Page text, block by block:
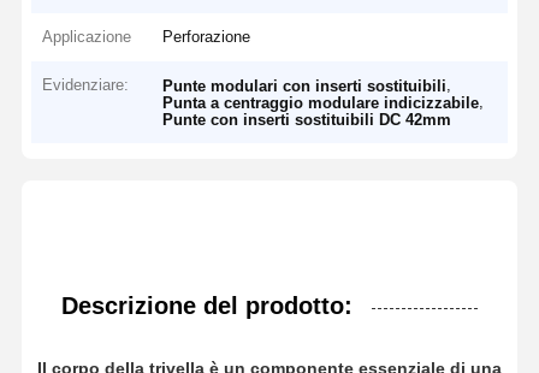
Applicazione Perforazione
Evidenziare: Punte modulari con inserti sostituibili
Punta a centraggio modulare indicizzabile
Punte con inserti sostituibili DC 42mm
Descrizione del prodotto:
Il corpo della trivella è un componente essenziale di una